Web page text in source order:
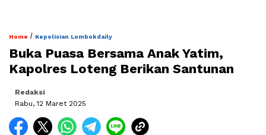
Home / Kepolisian Lombokdaily
Buka Puasa Bersama Anak Yatim,
Kapolres Loteng Berikan Santunan
Redaksi
Rabu, 12 Maret 2025